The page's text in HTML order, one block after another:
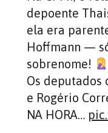
depoente
ela era
Hoffmann —
sobrenome!
Os deputados
e Rogério
NA HORA…